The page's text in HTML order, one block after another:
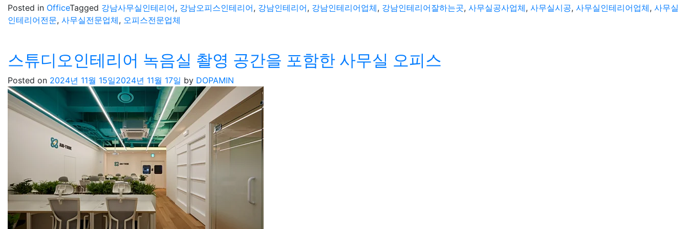
Posted in OfficeTagged 강남사무실인테리어, 강남오피스인테리어, 강남인테리어, 강남인테리어업체, 강남인테리어잘하는곳, 사무실공사업체, 사무실시공, 사무실인테리어업체, 사무실
인테리어전문, 사무실전문업체, 오피스전문업체
스튜디오인테리어 녹음실 촬영 공간을 포함한 사무실 오피스
Posted on 2024년 11월 15일2024년 11월 17일 by DOPAMIN